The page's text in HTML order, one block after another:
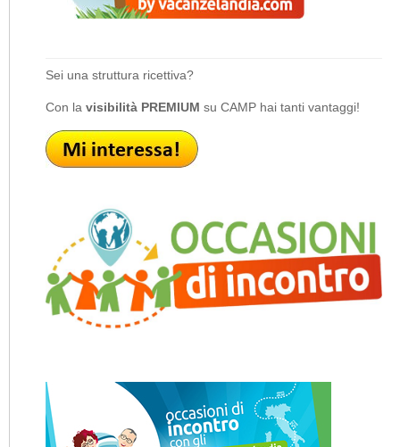
Sei una struttura ricettiva?
Con la visibilità PREMIUM su CAMP hai tanti vantaggi!